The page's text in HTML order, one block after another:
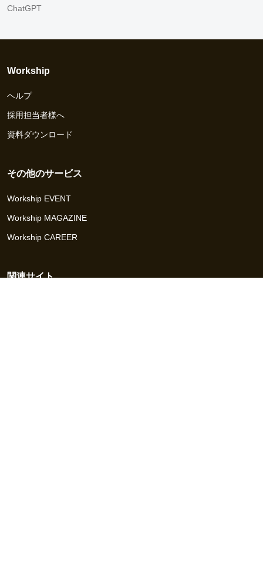
ChatGPT
Workship
ヘルプ
採用担当者様へ
資料ダウンロード
その他のサービス
Workship EVENT
Workship MAGAZINE
Workship CAREER
関連サイト